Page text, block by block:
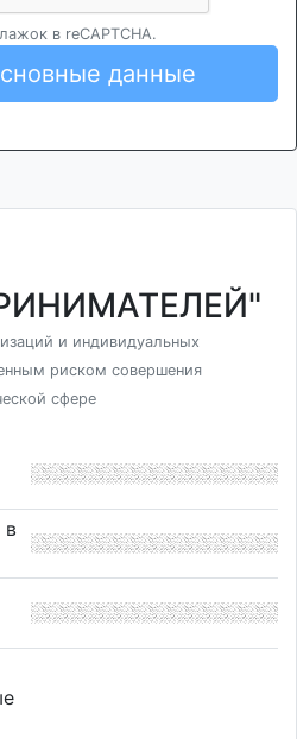
в reCAPTCHA.
данные
и индивидуальных
риском совершения
сфере
в